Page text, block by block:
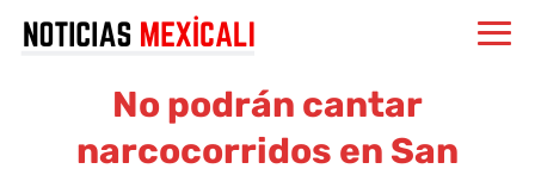
No podrán cantar
narcocorridos en San